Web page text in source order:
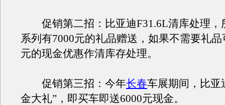
促销第二招：比亚迪F31.6L清库处理，
系列有7000元的礼品赠送，如果不需要礼品
元的现金优惠作清库存处理。
促销第三招：今年长春车展期间，比亚
金大礼”，即买车即送6000元现金。